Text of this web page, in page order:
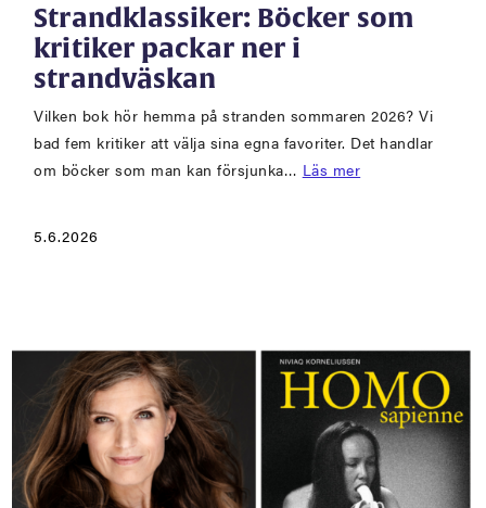
Strandklassiker: Böcker som
kritiker packar ner i
strandväskan
Vilken bok hör hemma på stranden sommaren 2026? Vi
bad fem kritiker att välja sina egna favoriter. Det handlar
om böcker som man kan försjunka… Läs mer
5.6.2026